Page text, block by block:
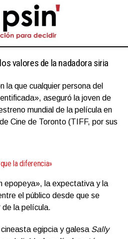
valores de la nadadora siria
la que cualquier persona del
aseguró la joven de
mundial de la película en
Cine de Toronto (TIFF, por sus
la diferencia»
epopeya», la expectativa y la
el público desde que se
de la película.
egipcia y galesa Sally